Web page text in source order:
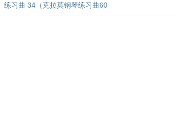
练习曲 34（克拉莫钢琴练习曲60